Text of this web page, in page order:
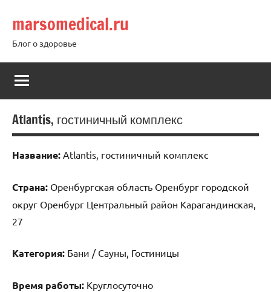
содержимому
marsomedical.ru
Блог о здоровье
Atlantis, гостиничный комплекс
Название: Atlantis, гостиничный комплекс
Страна: Оренбургская область Оренбург городской
округ Оренбург Центральный район Карагандинская,
27
Категория: Бани / Сауны, Гостиницы
Время работы: Круглосуточно